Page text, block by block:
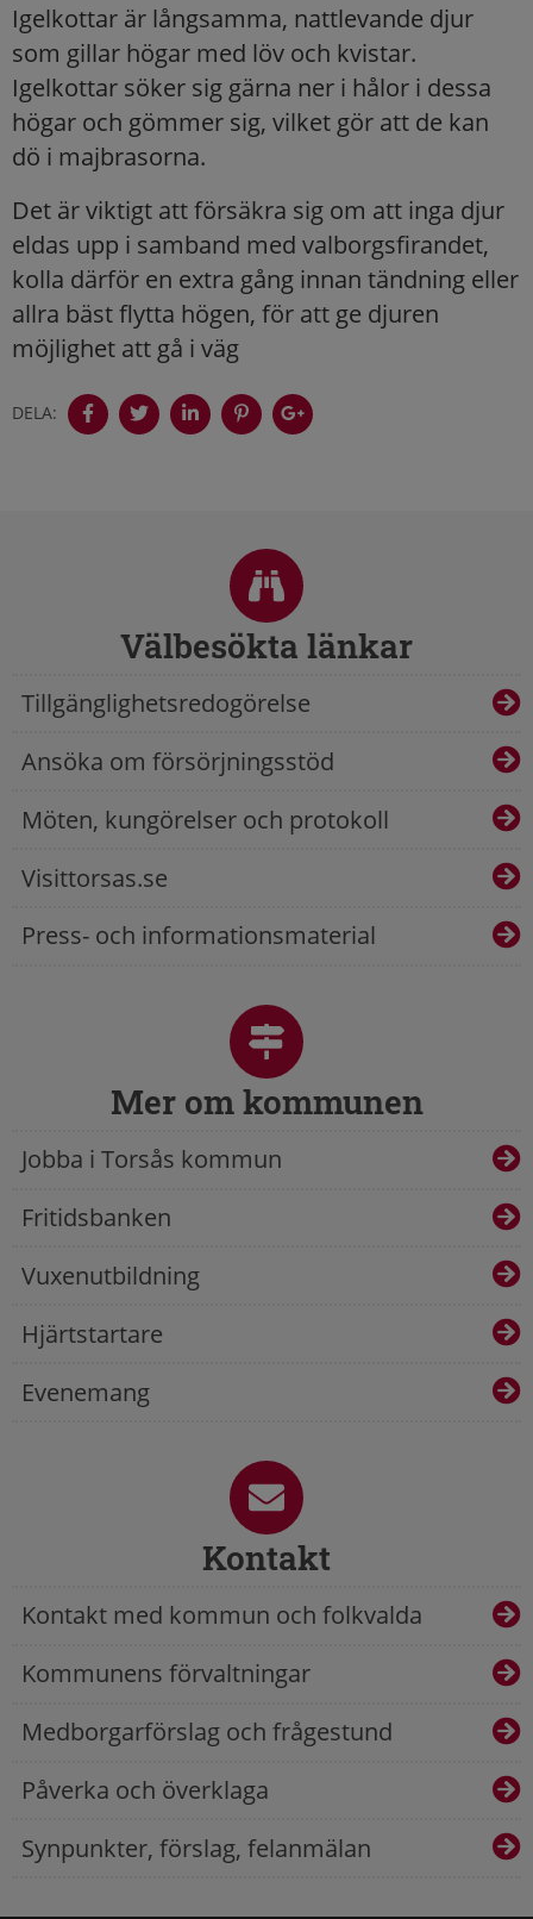
Igelkottar är långsamma, nattlevande djur
som gillar högar med löv och kvistar.
Igelkottar söker sig gärna ner i hålor i dessa
högar och gömmer sig, vilket gör att de kan
dö i majbrasorna.
Det är viktigt att försäkra sig om att inga djur
eldas upp i samband med valborgsfirandet,
kolla därför en extra gång innan tändning eller
allra bäst flytta högen, för att ge djuren
möjlighet att gå i väg
DELA:
Välbesökta länkar
Tillgänglighetsredogörelse
Ansöka om försörjningsstöd
Möten, kungörelser och protokoll
Visittorsas.se
Press- och informationsmaterial
Mer om kommunen
Jobba i Torsås kommun
Fritidsbanken
Vuxenutbildning
Hjärtstartare
Evenemang
Kontakt
Kontakt med kommun och folkvalda
Kommunens förvaltningar
Medborgarförslag och frågestund
Påverka och överklaga
Synpunkter, förslag, felanmälan